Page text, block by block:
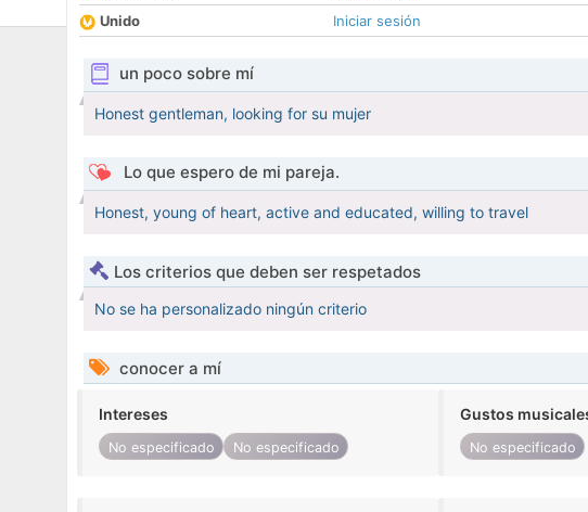
Unido
Iniciar sesión
un poco sobre mí
Honest gentleman, looking for su mujer
Lo que espero de mi pareja.
Honest, young of heart, active and educated, willing to travel
Los criterios que deben ser respetados
No se ha personalizado ningún criterio
conocer a mí
Intereses
No especificado No especificado
Gustos
No especificado